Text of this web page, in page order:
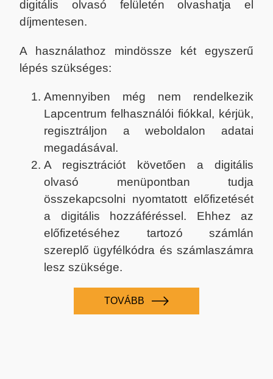
digitális olvasó felületén olvashatja el
díjmentesen.
A használathoz mindössze két egyszerű
lépés szükséges:
Amennyiben még nem rendelkezik
Lapcentrum felhasználói fiókkal, kérjük,
regisztráljon a weboldalon adatai
megadásával.
A regisztrációt követően a digitális
olvasó menüpontban tudja
összekapcsolni nyomtatott előfizetését
a digitális hozzáféréssel. Ehhez az
előfizetéséhez tartozó számlán
szereplő ügyfélkódra és számlaszámra
lesz szüksége.
TOVÁBB